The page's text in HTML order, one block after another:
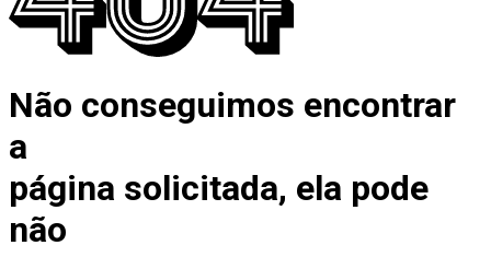
Não conseguimos encontrar
a
página solicitada, ela pode
não